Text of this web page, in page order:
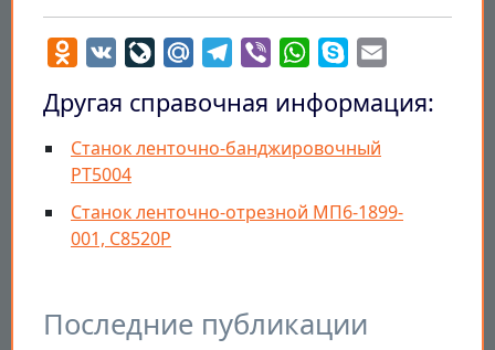
Последние публикации
Odnoklassniki
VK LiveJournal
Mail.RuTelegram
Viber WhatsApp
Skype
Другая справочная информация:
Станок ленточно-банджировочный
РТ5004
Станок ленточно-отрезной МП6-1899-
001, С8520Р